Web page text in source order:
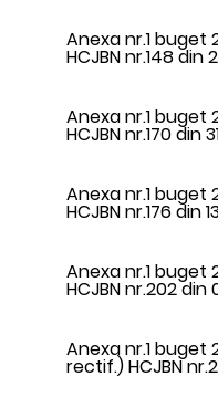
Anexa nr.1
HCJBN nr.148 din
Anexa nr.1
HCJBN nr.170 din
Anexa nr.1
HCJBN nr.176 din
Anexa nr.1
HCJBN nr.202 din
Anexa nr.1 buget
rectif.) HCJBN